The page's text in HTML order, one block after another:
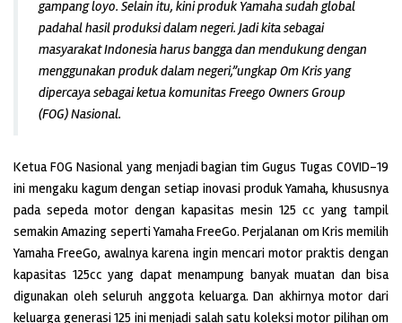
gampang loyo. Selain itu, kini produk Yamaha sudah global
padahal hasil produksi dalam negeri. Jadi kita sebagai
masyarakat Indonesia harus bangga dan mendukung dengan
menggunakan produk dalam negeri,”ungkap Om Kris yang
dipercaya sebagai ketua komunitas Freego Owners Group
(FOG) Nasional.
Ketua FOG Nasional yang menjadi bagian tim Gugus Tugas COVID-19
ini mengaku kagum dengan setiap inovasi produk Yamaha, khususnya
pada sepeda motor dengan kapasitas mesin 125 cc yang tampil
semakin Amazing seperti Yamaha FreeGo. Perjalanan om Kris memilih
Yamaha FreeGo, awalnya karena ingin mencari motor praktis dengan
kapasitas 125cc yang dapat menampung banyak muatan dan bisa
digunakan oleh seluruh anggota keluarga. Dan akhirnya motor dari
keluarga generasi 125 ini menjadi salah satu koleksi motor pilihan om